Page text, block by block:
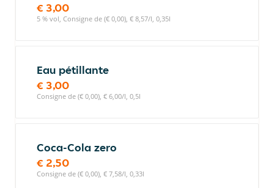
€ 3,00
5 % vol, Consigne de (€ 0,00), € 8,57/l, 0,35l
Eau pétillante
€ 3,00
Consigne de (€ 0,00), € 6,00/l, 0,5l
Coca-Cola zero
€ 2,50
Consigne de (€ 0,00), € 7,58/l, 0,33l